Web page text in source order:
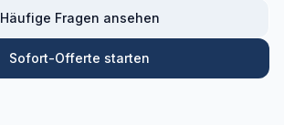
Häufige Fragen ansehen
Sofort-Offerte starten